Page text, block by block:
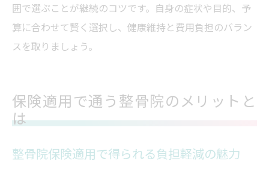
囲で選ぶことが継続のコツです。自身の症状や目的、予
算に合わせて賢く選択し、健康維持と費用負担のバラン
スを取りましょう。
保険適用で通う整骨院のメリットと
は
整骨院保険適用で得られる負担軽減の魅力